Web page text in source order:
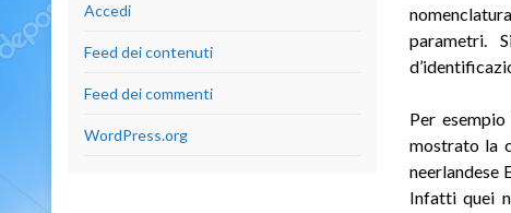
parametri.
Per
mostrato la
neerlandese
Infatti quei
Accedi
Feed dei contenuti
Feed dei commenti
WordPress.org